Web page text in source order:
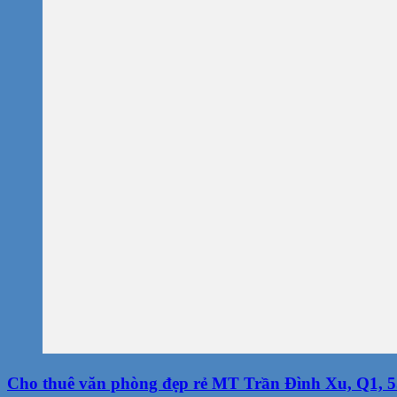
Cho thuê văn phòng đẹp rẻ MT Trần Đình Xu, Q1,